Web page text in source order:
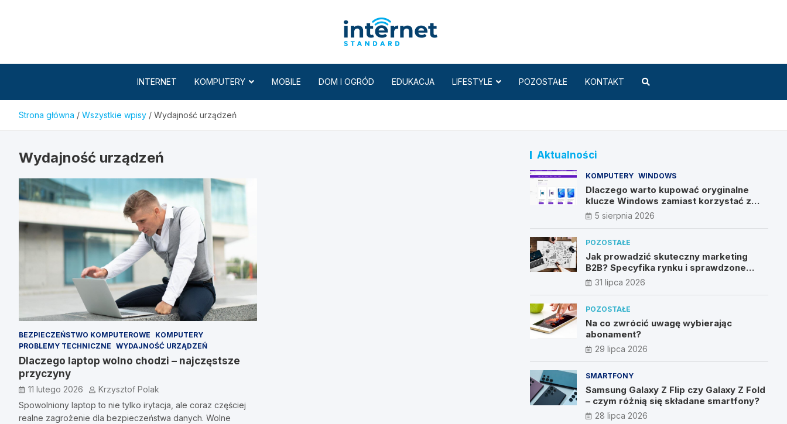
INTERNET KOMPUTERY MOBILE DOM I OGRÓD EDUKACJA LIFESTYLE POZOSTAŁE KONTAKT
Strona główna Wszystkie wpisy Wydajność urządzeń
Wydajność urządzeń
BEZPIECZEŃSTWO KOMPUTEROWE
KOMPUTERY
PROBLEMY TECHNICZNE WYDAJNOŚĆ URZĄDZEŃ
Dlaczego laptop wolno chodzi – najczęstsze
przyczyny
11 lutego 2026
Krzysztof Polak
Spowolniony laptop to nie tylko irytacja, ale coraz częściej
realne zagrożenie dla bezpieczeństwa danych. Wolne
Aktualności
KOMPUTERY WINDOWS
Dlaczego warto kupować oryginalne
klucze Windows zamiast korzystać z
nieautoryzowanych źródeł?
5 sierpnia 2026
POZOSTAŁE
Jak prowadzić skuteczny marketing
B2B? Specyfika rynku i sprawdzone
metody
31 lipca 2026
POZOSTAŁE
Na co zwrócić uwagę wybierając
abonament?
29 lipca 2026
SMARTFONY
Samsung Galaxy Z Flip czy Galaxy Z Fold
– czym różnią się składane smartfony?
28 lipca 2026